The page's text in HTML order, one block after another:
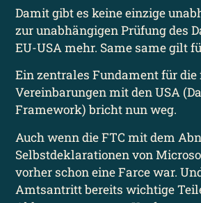
Damit gibt es keine einzige
zur unabhängigen Prüfung des
EU-USA mehr. Same same gilt
Ein zentrales Fundament für
Vereinbarungen mit den USA
Framework) bricht nun weg.
Auch wenn die FTC mit dem
Selbstdeklarationen von
vorher schon eine Farce war.
Amtsantritt bereits wichtige